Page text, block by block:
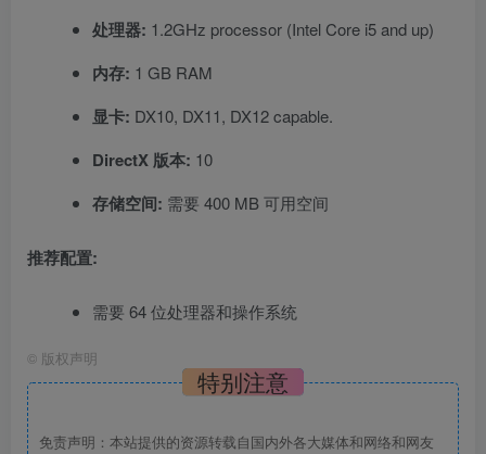
处理器: 1.2GHz processor (Intel Core i5 and up)
内存: 1 GB RAM
显卡: DX10, DX11, DX12 capable.
DirectX 版本: 10
存储空间: 需要 400 MB 可用空间
推荐配置:
需要 64 位处理器和操作系统
© 版权声明
特别注意
免责声明：本站提供的资源转载自国内外各大媒体和网络和网友